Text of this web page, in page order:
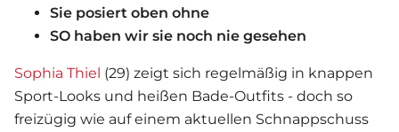
Sie posiert oben ohne
SO haben wir sie noch nie gesehen
Sophia Thiel (29) zeigt sich regelmäßig in knappen
Sport-Looks und heißen Bade-Outfits - doch so
freizügig wie auf einem aktuellen Schnappschuss